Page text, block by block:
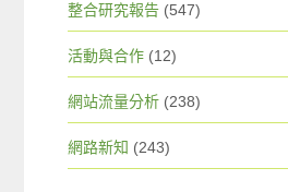
整合研究報告 (547)
活動與合作 (12)
網站流量分析 (238)
網路新知 (243)